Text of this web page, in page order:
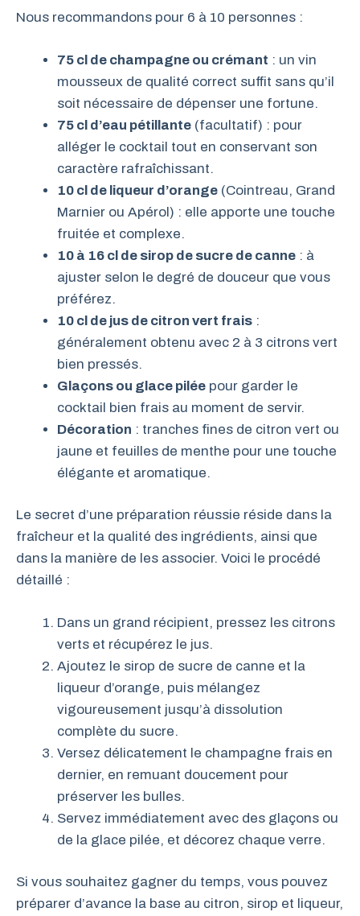
Nous recommandons pour 6 à 10 personnes :
75 cl de champagne ou crémant : un vin
mousseux de qualité correct suffit sans qu’il
soit nécessaire de dépenser une fortune.
75 cl d’eau pétillante (facultatif) : pour
alléger le cocktail tout en conservant son
caractère rafraîchissant.
10 cl de liqueur d’orange (Cointreau, Grand
Marnier ou Apérol) : elle apporte une touche
fruitée et complexe.
10 à 16 cl de sirop de sucre de canne : à
ajuster selon le degré de douceur que vous
préférez.
10 cl de jus de citron vert frais :
généralement obtenu avec 2 à 3 citrons vert
bien pressés.
Glaçons ou glace pilée pour garder le
cocktail bien frais au moment de servir.
Décoration : tranches fines de citron vert ou
jaune et feuilles de menthe pour une touche
élégante et aromatique.
Le secret d’une préparation réussie réside dans la
fraîcheur et la qualité des ingrédients, ainsi que
dans la manière de les associer. Voici le procédé
détaillé :
Dans un grand récipient, pressez les citrons
verts et récupérez le jus.
Ajoutez le sirop de sucre de canne et la
liqueur d’orange, puis mélangez
vigoureusement jusqu’à dissolution
complète du sucre.
Versez délicatement le champagne frais en
dernier, en remuant doucement pour
préserver les bulles.
Servez immédiatement avec des glaçons ou
de la glace pilée, et décorez chaque verre.
Si vous souhaitez gagner du temps, vous pouvez
préparer d’avance la base au citron, sirop et liqueur,